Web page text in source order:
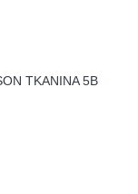
TKANINA 5B